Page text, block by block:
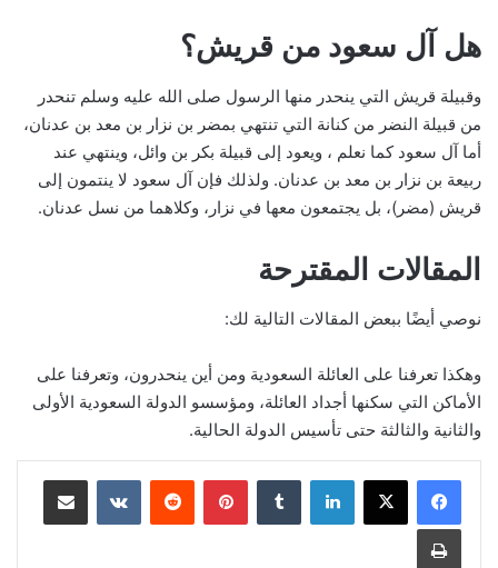
هل آل سعود من قريش؟
وقبيلة قريش التي ينحدر منها الرسول صلى الله عليه وسلم تنحدر
من قبيلة النضر من كنانة التي تنتهي بمضر بن نزار بن معد بن عدنان،
أما آل سعود كما نعلم ، ويعود إلى قبيلة بكر بن وائل، وينتهي عند
ربيعة بن نزار بن معد بن عدنان. ولذلك فإن آل سعود لا ينتمون إلى
قريش (مضر)، بل يجتمعون معها في نزار، وكلاهما من نسل عدنان.
المقالات المقترحة
نوصي أيضًا ببعض المقالات التالية لك:
وهكذا تعرفنا على العائلة السعودية ومن أين ينحدرون، وتعرفنا على
الأماكن التي سكنها أجداد العائلة، ومؤسسو الدولة السعودية الأولى
والثانية والثالثة حتى تأسيس الدولة الحالية.
لينكدإن بينتيريست مشاركة عبر البريد
طباعة